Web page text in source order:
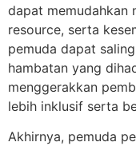
dapat memudahkan
resource, serta
pemuda dapat
hambatan yang
menggerakkan
lebih inklusif serta
Akhirnya, pemuda